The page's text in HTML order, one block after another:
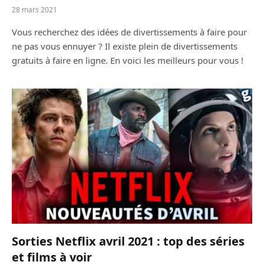
28 mars 2021
Vous recherchez des idées de divertissements à faire pour
ne pas vous ennuyer ? Il existe plein de divertissements
gratuits à faire en ligne. En voici les meilleurs pour vous !
Sorties Netflix avril 2021 : top des séries
et films à voir